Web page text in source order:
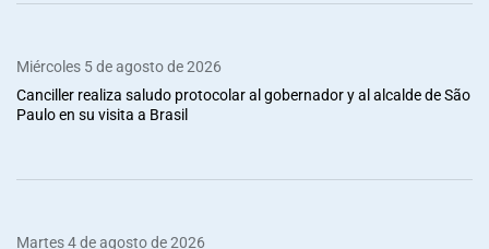
Miércoles 5 de agosto de 2026
Canciller realiza saludo protocolar al gobernador y al alcalde de São
Paulo en su visita a Brasil
Martes 4 de agosto de 2026